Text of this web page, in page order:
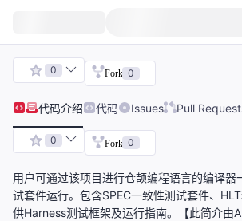
0 Fork 0
代码介绍 代码 Issues Pull
0 Fork 0
用户可通过该项目进行仓颉编程语言的编译器
试套件运行。包含SPEC一致性测试套件、
供Harness测试框架及运行指南。【此简介由AI